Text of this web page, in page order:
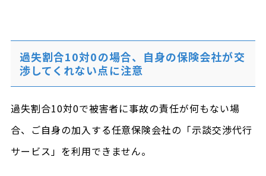
過失割合10対0の場合、自身の保険会社が交
渉してくれない点に注意
過失割合10対0で被害者に事故の責任が何もない場
合、ご自身の加入する任意保険会社の「示談交渉代行
サービス」を利用できません。